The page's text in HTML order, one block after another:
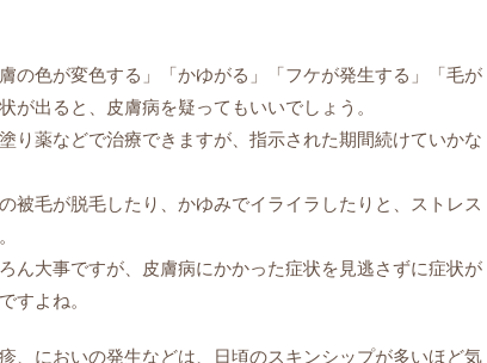
の色が変色する」「かゆがる」「フケが発生する」「毛が
が出ると、皮膚病を疑ってもいいでしょう。
り薬などで治療できますが、指示された期間続けていかな
被毛が脱毛したり、かゆみでイライラしたりと、ストレス
ん大事ですが、皮膚病にかかった症状を見逃さずに症状が
すよね。
、においの発生などは、日頃のスキンシップが多いほど気